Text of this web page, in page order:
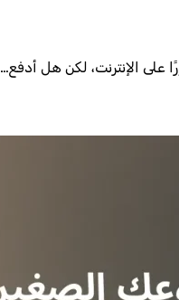
الإنترنت، لكن هل أدفع…